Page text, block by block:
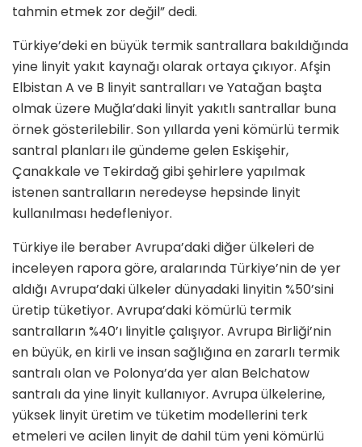
tahmin etmek zor değil” dedi.
Türkiye’deki en büyük termik santrallara bakıldığında
yine linyit yakıt kaynağı olarak ortaya çıkıyor. Afşin
Elbistan A ve B linyit santralları ve Yatağan başta
olmak üzere Muğla’daki linyit yakıtlı santrallar buna
örnek gösterilebilir. Son yıllarda yeni kömürlü termik
santral planları ile gündeme gelen Eskişehir,
Çanakkale ve Tekirdağ gibi şehirlere yapılmak
istenen santralların neredeyse hepsinde linyit
kullanılması hedefleniyor.
Türkiye ile beraber Avrupa’daki diğer ülkeleri de
inceleyen rapora göre, aralarında Türkiye’nin de yer
aldığı Avrupa’daki ülkeler dünyadaki linyitin %50’sini
üretip tüketiyor. Avrupa’daki kömürlü termik
santralların %40’ı linyitle çalışıyor. Avrupa Birliği’nin
en büyük, en kirli ve insan sağlığına en zararlı termik
santralı olan ve Polonya’da yer alan Belchatow
santralı da yine linyit kullanıyor. Avrupa ülkelerine,
yüksek linyit üretim ve tüketim modellerini terk
etmeleri ve acilen linyit de dahil tüm yeni kömürlü